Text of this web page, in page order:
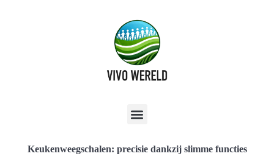
Keukenweegschalen: precisie dankzij slimme functies